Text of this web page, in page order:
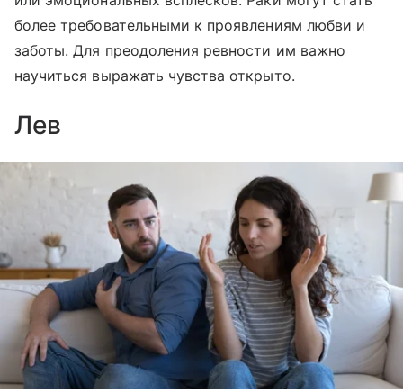
более требовательными к проявлениям любви и
заботы. Для преодоления ревности им важно
научиться выражать чувства открыто.
Лев